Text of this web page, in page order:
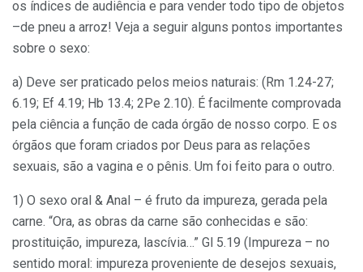
os índices de audiência e para vender todo tipo de objetos
–de pneu a arroz! Veja a seguir alguns pontos importantes
sobre o sexo:
a) Deve ser praticado pelos meios naturais: (Rm 1.24-27;
6.19; Ef 4.19; Hb 13.4; 2Pe 2.10). É facilmente comprovada
pela ciência a função de cada órgão de nosso corpo. E os
órgãos que foram criados por Deus para as relações
sexuais, são a vagina e o pênis. Um foi feito para o outro.
1) O sexo oral & Anal – é fruto da impureza, gerada pela
carne. “Ora, as obras da carne são conhecidas e são:
prostituição, impureza, lascívia…” Gl 5.19 (Impureza – no
sentido moral: impureza proveniente de desejos sexuais,